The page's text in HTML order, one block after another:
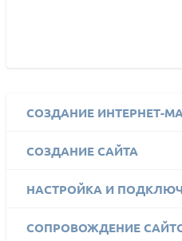
СОЗДАНИЕ ИНТЕРНЕТ-
СОЗДАНИЕ САЙТА
НАСТРОЙКА И
СОПРОВОЖДЕНИЕ